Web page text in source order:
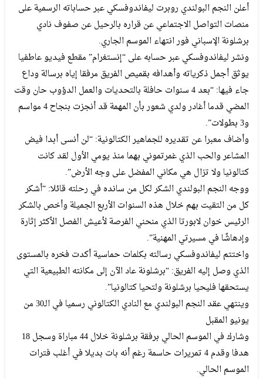
أعلن النجم البولندي روبرت ليفاندوفسكي عبر حساباته الرسمية على
منصات التواصل الاجتماعي عن قراره بالرحيل عن صفوف نادي
برشلونة الإسباني فور انتهاء الموسم الجاري.
ونشر ليفاندوفسكي عبر حسابه على “إنستغرام” مقطع فيديو عاطفيا
يوثق أجمل ذكرياته وأهدافه بقميص الفريق مرفقا إياه برسالة وداع
جاء فيها: “بعد 4 سنوات حافلة بالتحديات والعمل الدؤوب حان وقت
المضي قدما أغادر ولدي شعور بأن المهمة قد أنجزت بنجاح 4 مواسم
و3 بطولات”.
وأضاف معبرا عن تقديره للجماهير الكتالونية: “لن أنسى أبدا فيض
المشاعر والحب الذي غمرتموني بهما منذ يومي الأول لقد كانت
كتالونيا ولا تزال هي مكاني المفضل على وجه الأرض”.
ووجه النجم البولندي الشكر لكل من سانده في رحلته قائلا: “أشكر
كل من التقيت بهم خلال هذه السنوات الأربع الجميلة وأخص بالشكر
الرئيس خوان لابورتا الذي منحني الفرصة لأعيش الفصل الأكثر إثارة
وإدهاشًا في مسيرتي المهنية”.
واختتم ليفاندوفسكي رسالته بكلمات حماسية أكدت فخره بالمستوى
الذي وصل إليه الفريق: “برشلونة عاد الآن إلى مكانته الطبيعية التي
يستحقها فليحيا برشلونة ولتحيا كتالونيا”.
وينتهي عقد النجم البولندي مع النادي الكتالوني رسميا في الـ30 من
يونيو المقبل
وشارك في الموسم الحالي برفقة برشلونة خلال 44 مباراة وسجل 18
هدفا وقدم 4 تمريرات حاسمة رغم أنه بات بديلا في أغلب فترات
الموسم الحالي.